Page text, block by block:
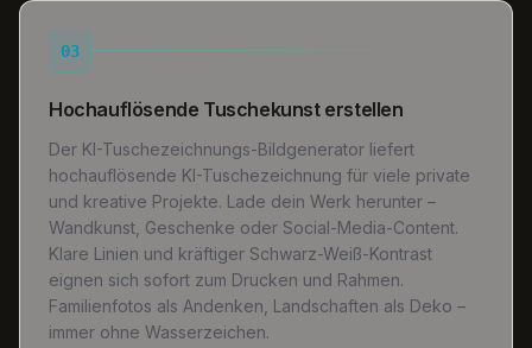
03
Hochauflösende Tuschekunst erstellen
Der KI-Tuschezeichnungs-Bildgenerator liefert
hochauflösende KI-Tuschezeichnung für viele private
und kreative Projekte. Lade dein Werk herunter –
Wandkunst, Geschenke oder Social-Media-Content.
Klare Linien und kräftiger Schwarz-Weiß-Kontrast
eignen sich sofort zum Drucken und Rahmen.
Familienfotos als Andenken, Landschaften als Deko –
immer ohne Wasserzeichen.